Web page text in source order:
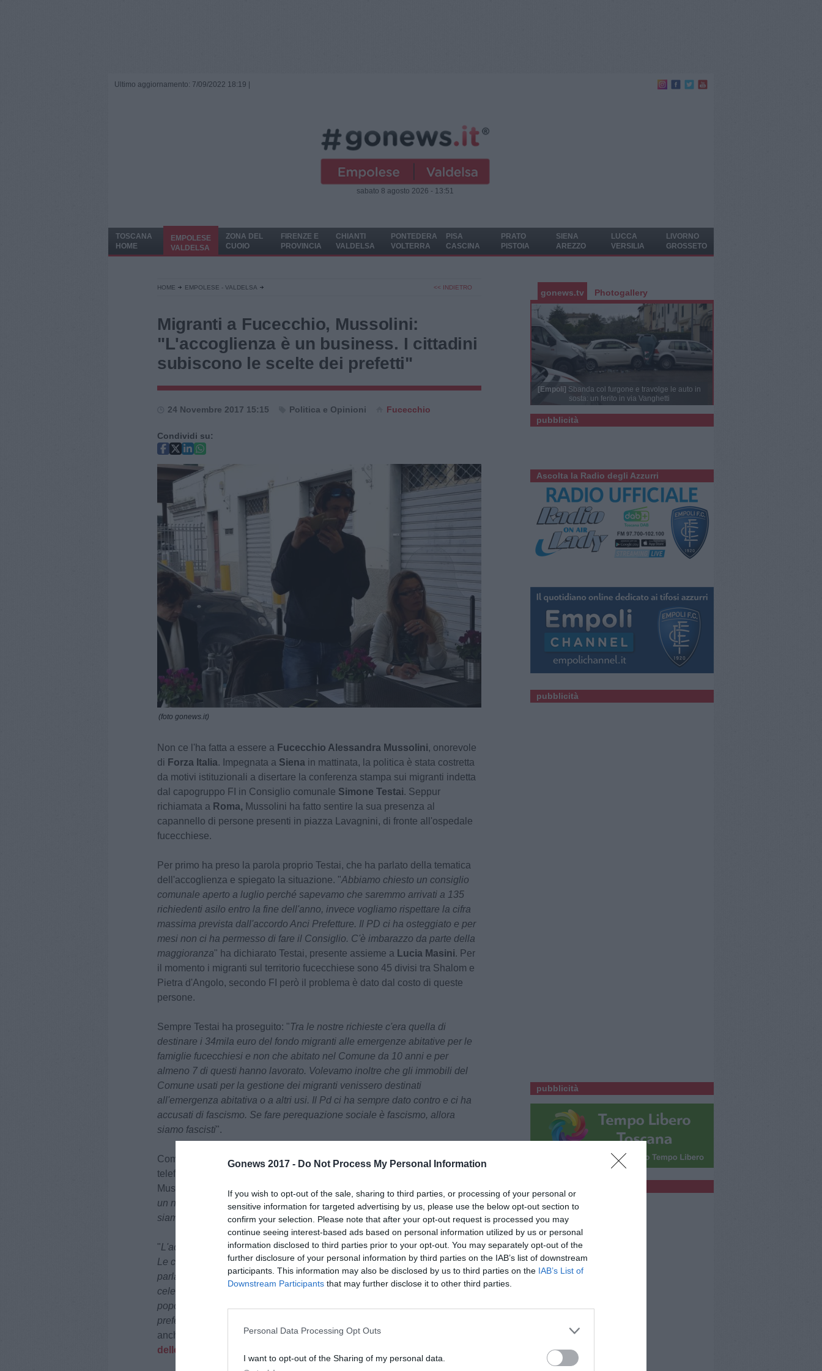
Gonews 2017 - Do Not Process My Personal Information
If you wish to opt-out of the sale, sharing to third parties, or processing of your personal or
sensitive information for targeted advertising by us, please use the below opt-out section to
confirm your selection. Please note that after your opt-out request is processed you may
continue seeing interest-based ads based on personal information utilized by us or personal
information disclosed to third parties prior to your opt-out. You may separately opt-out of the
further disclosure of your personal information by third parties on the IAB’s list of downstream
participants. This information may also be disclosed by us to third parties on the IAB’s List of
Downstream Participants that may further disclose it to other third parties.
Personal Data Processing Opt Outs
I want to opt-out of the Sharing of my personal data.
Ultimo aggiornamento: 7/09/2022 18:19 |
sabato 8 agosto 2026 - 13:51
TOSCANA
HOME
EMPOLESE
VALDELSA
ZONA DEL
CUOIO
FIRENZE E
PROVINCIA
CHIANTI
VALDELSA
PONTEDERA
VOLTERRA
PISA
CASCINA
PRATO
PISTOIA
SIENA
AREZZO
LUCCA
VERSILIA
LIVORNO
GROSSETO
HOME EMPOLESE - VALDELSA << INDIETRO
Migranti a Fucecchio, Mussolini:
"L'accoglienza è un business. I cittadini
subiscono le scelte dei prefetti"
24 Novembre 2017 15:15 Politica e Opinioni Fucecchio
Condividi su:
(foto gonews.it)
Non ce l'ha fatta a essere a Fucecchio Alessandra Mussolini, onorevole
di Forza Italia. Impegnata a Siena in mattinata, la politica è stata costretta
da motivi istituzionali a disertare la conferenza stampa sui migranti indetta
dal capogruppo FI in Consiglio comunale Simone Testai. Seppur
richiamata a Roma, Mussolini ha fatto sentire la sua presenza al
capannello di persone presenti in piazza Lavagnini, di fronte all'ospedale
fucecchiese.
Per primo ha preso la parola proprio Testai, che ha parlato della tematica
dell'accoglienza e spiegato la situazione. "Abbiamo chiesto un consiglio
comunale aperto a luglio perché sapevamo che saremmo arrivati a 135
richiedenti asilo entro la fine dell'anno, invece vogliamo rispettare la cifra
massima prevista dall'accordo Anci Prefetture. Il PD ci ha osteggiato e per
mesi non ci ha permesso di fare il Consiglio. C'è imbarazzo da parte della
maggioranza" ha dichiarato Testai, presente assieme a Lucia Masini. Per
il momento i migranti sul territorio fucecchiese sono 45 divisi tra Shalom e
Pietra d'Angolo, secondo FI però il problema è dato dal costo di queste
persone.
Sempre Testai ha proseguito: "Tra le nostre richieste c'era quella di
destinare i 34mila euro del fondo migranti alle emergenze abitative per le
famiglie fucecchiesi e non che abitato nel Comune da 10 anni e per
almeno 7 di questi hanno lavorato. Volevamo inoltre che gli immobili del
Comune usati per la gestione dei migranti venissero destinati
all'emergenza abitativa o a altri usi. Il Pd ci ha sempre dato contro e ci ha
accusati di fascismo. Se fare perequazione sociale è fascismo, allora
siamo fascisti".
Come detto, Mussolini non era presente fisicamente. Ha parlato via
telefono con Testai che ha riferito seduta stante le parole dell'onorevole.
Mussolini ha infatti analizzato la questione fucecchiese: " 45 migranti sono
un numero equo, ma il problema è che i Prefetti poi ne mandano altri. Non
siamo contro l'accoglienza, ma contro l'accoglienza remunerativa".
"L'accoglienza è un business, mentre gli italiani vengono lasciati da parte.
Le cooperative si sono improvvisate gestori di migranti e lucrano. Il solo
parlare di Ius Soli è un'attrattiva per queste persone, che così hanno
celermente e in modo non disciplinato la cittadinanza. In definitiva la
popolazione, come in questo caso a Fucecchio, subisce le scelte dei
prefetti
anche se poi non è stata effettiva, hascatenato già polemiche da parte
delle istituzioni
gonews.tv Photogallery
[Empoli] Sbanda col furgone e travolge le auto in
sosta: un ferito in via Vanghetti
pubblicità
Ascolta la Radio degli Azzurri
pubblicità
pubblicità